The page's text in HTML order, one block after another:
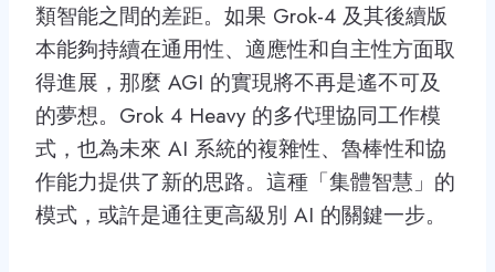
類智能之間的差距。如果 Grok-4 及其後續版
本能夠持續在通用性、適應性和自主性方面取
得進展，那麼 AGI 的實現將不再是遙不可及
的夢想。Grok 4 Heavy 的多代理協同工作模
式，也為未來 AI 系統的複雜性、魯棒性和協
作能力提供了新的思路。這種「集體智慧」的
模式，或許是通往更高級別 AI 的關鍵一步。